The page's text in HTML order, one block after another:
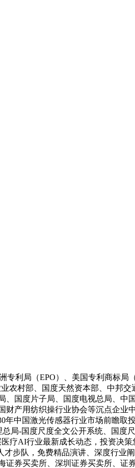
局（EPO）、美国专利商标局
农村部、国度天然资本部、中邦
国度片子局、国度电视总局、中
产用纺织操行业协会等沉点企业
年中国激光传感器行业市场前瞻取
局-国度尺度全文公开系统、国度
疗AI行业最新成长动态，投资决
才步队，免费精品演讲、深度行
券买卖所、深圳证券买卖所、证